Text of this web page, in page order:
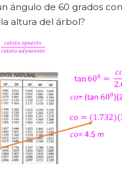
ángulo de 60 grados
altura del árbol?